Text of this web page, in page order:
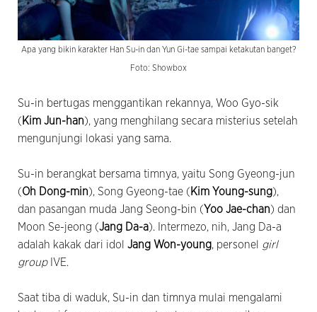
Apa yang bikin karakter Han Su-in dan Yun Gi-tae sampai ketakutan banget?
Foto: Showbox
Su-in bertugas menggantikan rekannya, Woo Gyo-sik
(Kim Jun-han), yang menghilang secara misterius setelah
mengunjungi lokasi yang sama.
Su-in berangkat bersama timnya, yaitu Song Gyeong-jun
(Oh Dong-min), Song Gyeong-tae (Kim Young-sung),
dan pasangan muda Jang Seong-bin (Yoo Jae-chan) dan
Moon Se-jeong (Jang Da-a). Intermezo, nih, Jang Da-a
adalah kakak dari idol Jang Won-young, personel girl
groupIVE.
Saat tiba di waduk, Su-in dan timnya mulai mengalami